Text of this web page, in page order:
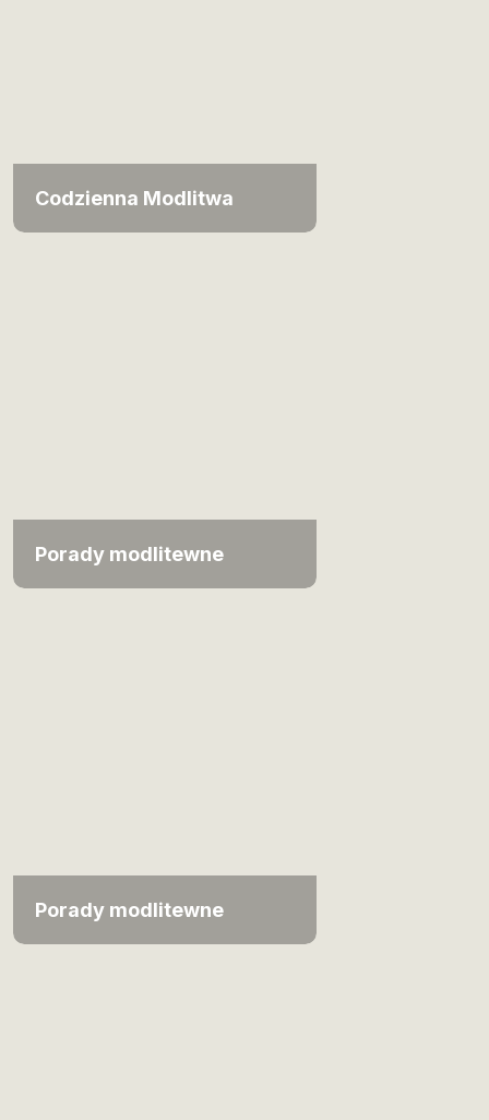
Codzienna Modlitwa
Porady modlitewne
Porady modlitewne